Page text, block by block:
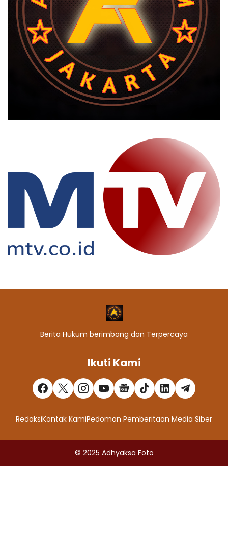
Berita Hukum berimbang dan Terpercaya
Ikuti Kami
RedaksiKontak KamiPedoman Pemberitaan Media Siber
© 2025 Adhyaksa Foto